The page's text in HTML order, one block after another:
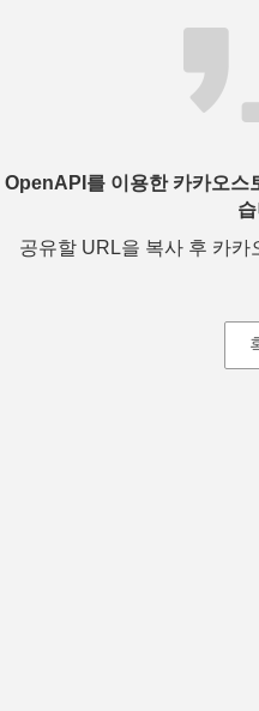
OpenAPI를 이용한 카카오스
공유할 URL을 복사 후 카